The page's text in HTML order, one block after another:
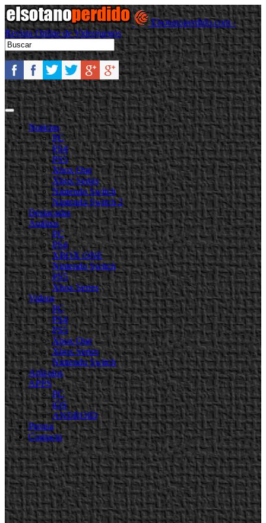
Elsotanoperdido.com -
Revista Online de Videojuegos
Noticias
PC
PS4
PS5
Xbox One
Xbox Series
Nintendo Switch
Nintendo Switch 2
Destacadas
Análisis
PC
PS4
XBOX ONE
Nintendo Switch
PS5
Xbox Series
Videos
PC
PS4
PS5
Xbox One
Xbox Series
Nintendo Switch
Artículos
APPS
PC
iOS
ANDROID
Prensa
Contacto